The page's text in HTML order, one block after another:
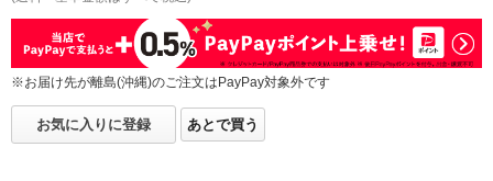
※お届け先が離島(沖縄)のご注文はPayPay対象外です
お気に入りに登録 あとで買う